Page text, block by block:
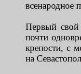
всенародное
Первый свой
почти
крепости, с
на